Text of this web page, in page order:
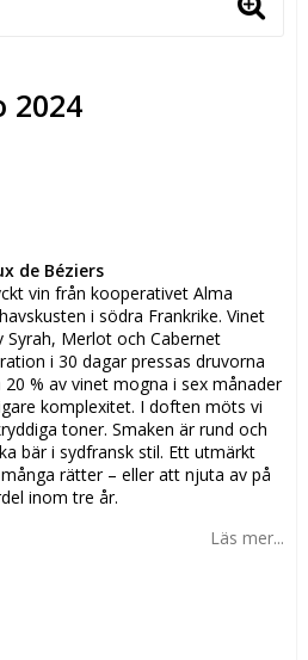
2024
de Béziers
vin från kooperativet Alma
i södra Frankrike. Vinet
Merlot och Cabernet
i 30 dagar pressas druvorna
% av vinet mogna i sex månader
komplexitet. I doften möts vi
toner. Smaken är rund och
bär i sydfransk stil. Ett utmärkt
rätter – eller att njuta av på
inom tre år.
Läs mer...